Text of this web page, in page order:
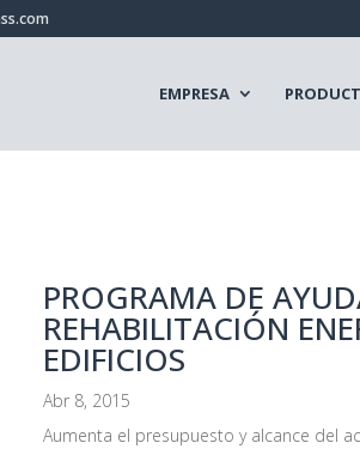
EMPRESA
PROGRAMA DE
REHABILITACIÓN
EDIFICIOS
Abr 8, 2015
Aumenta el presupuesto y alcance del